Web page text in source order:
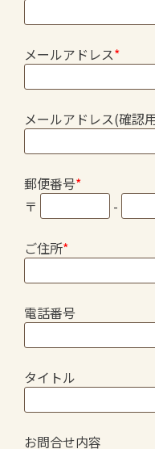
メールアドレス*
メールアドレス(確認
郵便番号*
〒
-
ご住所*
電話番号
タイトル
お問合せ内容